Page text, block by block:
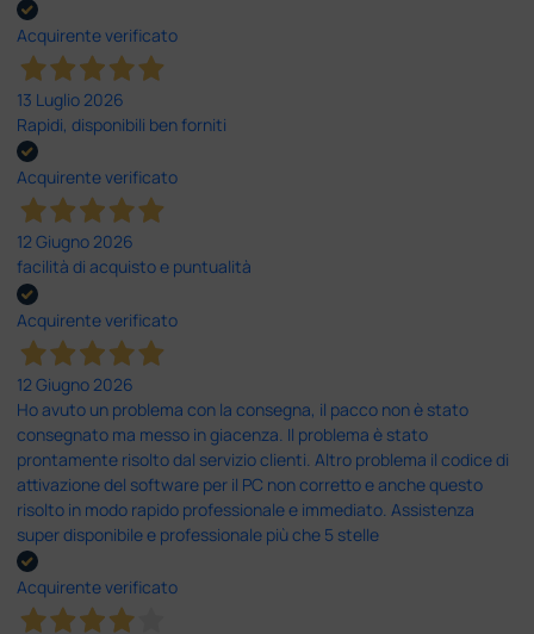
Acquirente verificato
13 Luglio 2026
Rapidi, disponibili ben forniti
Acquirente verificato
12 Giugno 2026
facilità di acquisto e puntualità
Acquirente verificato
12 Giugno 2026
Ho avuto un problema con la consegna, il pacco non è stato
consegnato ma messo in giacenza. Il problema è stato
prontamente risolto dal servizio clienti. Altro problema il codice di
attivazione del software per il PC non corretto e anche questo
risolto in modo rapido professionale e immediato. Assistenza
super disponibile e professionale più che 5 stelle
Acquirente verificato